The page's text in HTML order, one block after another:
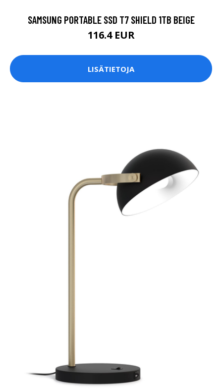
SAMSUNG PORTABLE SSD T7 SHIELD 1TB BEIGE
116.4 EUR
LISÄTIETOJA